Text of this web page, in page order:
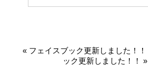
« フェイスブック更新しました！！
ック更新しました！！
»